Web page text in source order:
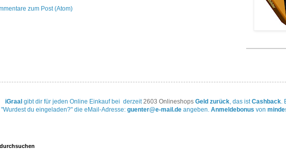
zum Post (Atom)
iGraal gibt dir für jeden Online Einkauf bei derzeit2603 Onlineshops Geld zurück, das istCashback.
du eingeladen?" die eMail-Adresse: guenter@e-mail.deangeben. Anmeldebonus von